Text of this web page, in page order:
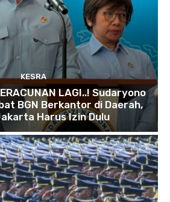
KESRA
LAGI..! Sudaryono
BGN Berkantor di Daerah,
Harus Izin Dulu